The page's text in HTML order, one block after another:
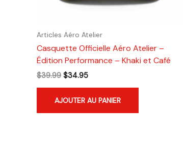
Articles Aéro Atelier
Casquette Officielle Aéro Atelier –
Édition Performance – Khaki et Café
$39.99 Le
était :
$39.99.
$34.95Le
est :
$34.95.
AJOUTER AU PANIER